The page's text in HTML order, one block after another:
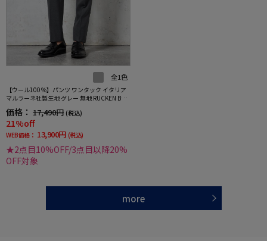
全1色
【ウール100％】パンツ ワンタック イタリア
マルラーネ社製生地 グレー 無地 RUCKEN BAC
CHAR
価格： 17,490円 (税込)
21%off
WEB価格： 13,900円 (税込)
★2点目10%OFF/3点目以降20%
OFF対象
more